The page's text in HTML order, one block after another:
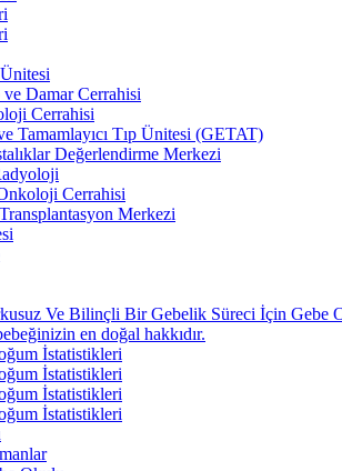
Damar Cerrahisi
Cerrahisi
Tamamlayıcı Tıp Ünitesi (GETAT)
Değerlendirme Merkezi
Cerrahisi
Merkezi
Ve Bilinçli Bir Gebelik Süreci İçin Gebe
en doğal hakkıdır.
İstatistikleri
İstatistikleri
İstatistikleri
İstatistikleri